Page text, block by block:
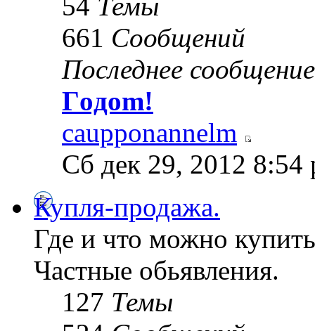
54 Темы
661 Сообщений
Последнее сообщение
Гoдom!
caupponannelm
Сб дек 29, 2012 8:54
Купля-продажа.
Где и что можно
Частные обьявления.
127 Темы